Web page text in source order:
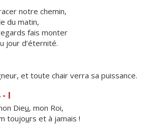
notre chemin,
du matin,
fais monter
jour d’éternité.
et toute chair verra sa puissance.
- I
Dieu, mon Roi,
toujours et à jamais !